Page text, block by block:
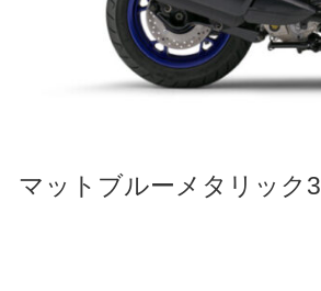
マットブルーメタリック3